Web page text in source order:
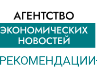
РЕКОМЕНДАЦИИ